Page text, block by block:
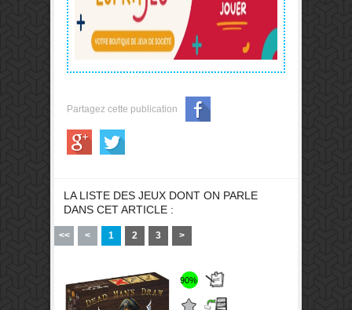
Partagez cette publication
LA LISTE DES JEUX DONT ON PARLE
DANS CET ARTICLE :
<< < 1 2 3 >
90%